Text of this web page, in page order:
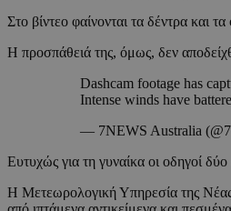
Στο βίντεο φαίνονται τα δέντρα και
Η προσπάθειά της, όμως, δεν
Dashcam footage has
Intense winds have
— 7NEWS Australia
Ευτυχώς για τη γυναίκα οι οδηγοί
Η Μετεωρολογική Υπηρεσία της Νέας